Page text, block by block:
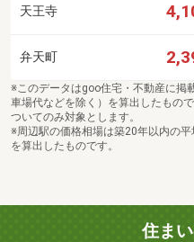
天王寺
弁天町
※このデータはgoo住宅・不動産に掲
車場代などを除く）を算出したもの
ついてのみ対象とします。
※周辺駅の価格相場は築20年以内の平
を算出したものです。
住ま